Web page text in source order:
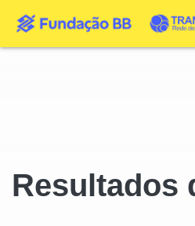
Resultados